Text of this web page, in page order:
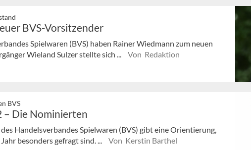
BVS-Vorsitzender
Spielwaren (BVS) haben Rainer Wiedmann zum neuen
Wieland Sulzer stellte sich ...
Von Redaktion
BVS
– Die Nominierten
Handelsverbandes Spielwaren (BVS) gibt eine Orientierung,
besonders gefragt sind. ...
Von Kerstin Barthel